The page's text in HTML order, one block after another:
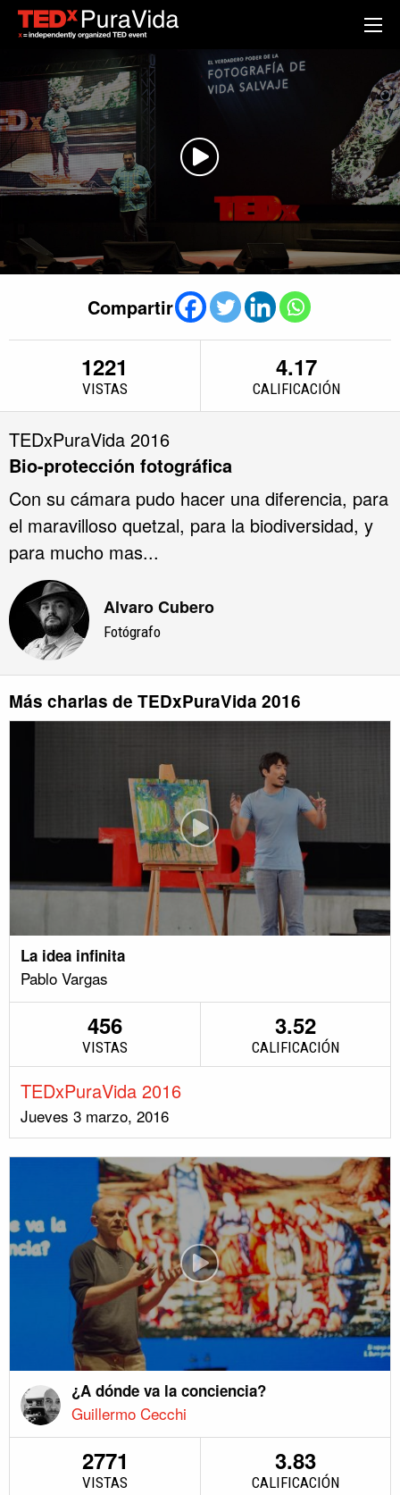
Compartir
1221
VISTAS
4.17
CALIFICACIÓN
TEDxPuraVida 2016
Bio-protección fotográfica
Con su cámara pudo hacer una diferencia, para
el maravilloso quetzal, para la biodiversidad, y
para mucho mas...
Alvaro Cubero
Fotógrafo
Más charlas de TEDxPuraVida 2016
La idea infinita
Pablo Vargas
456
VISTAS
3.52
CALIFICACIÓN
TEDxPuraVida 2016
Jueves 3 marzo, 2016
¿A dónde va la conciencia?
Guillermo Cecchi
2771
VISTAS
3.83
CALIFICACIÓN